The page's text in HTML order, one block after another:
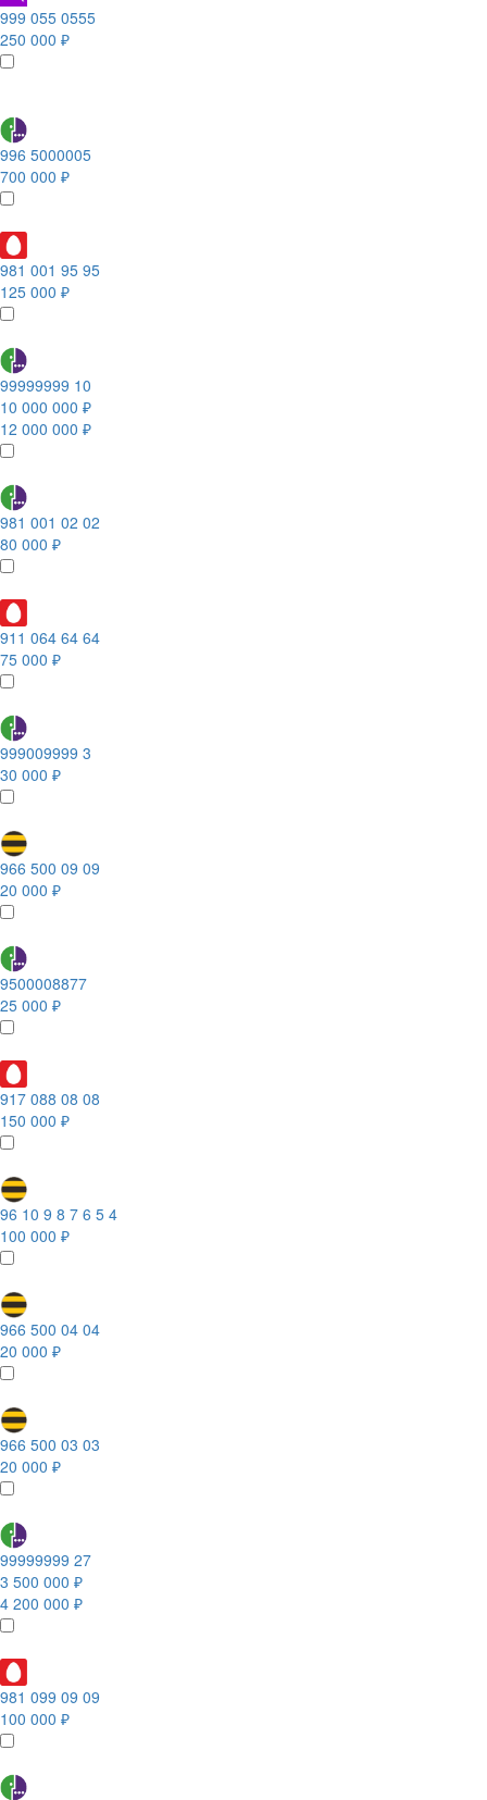
999 055 0555
250 000 ₽
996 5000005
700 000 ₽
981 001 95 95
125 000 ₽
99999999 10
10 000 000 ₽
12 000 000 ₽
981 001 02 02
80 000 ₽
911 064 64 64
75 000 ₽
999009999 3
30 000 ₽
966 500 09 09
20 000 ₽
9500008877
25 000 ₽
917 088 08 08
150 000 ₽
96 10 9 8 7 6 5 4
100 000 ₽
966 500 04 04
20 000 ₽
966 500 03 03
20 000 ₽
99999999 27
3 500 000 ₽
4 200 000 ₽
981 099 09 09
100 000 ₽